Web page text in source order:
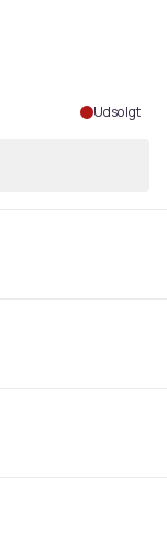
Udsolgt